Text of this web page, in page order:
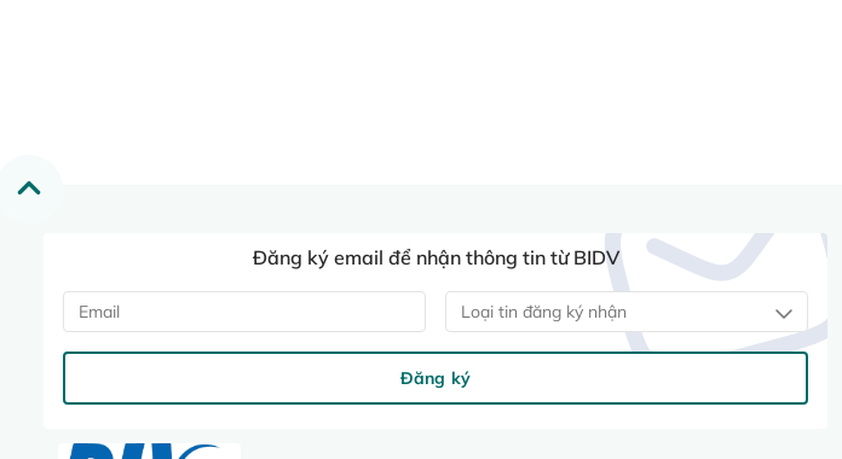
Đăng ký email để nhận thông tin từ BIDV
Loại tin đăng ký nhận
Đăng ký